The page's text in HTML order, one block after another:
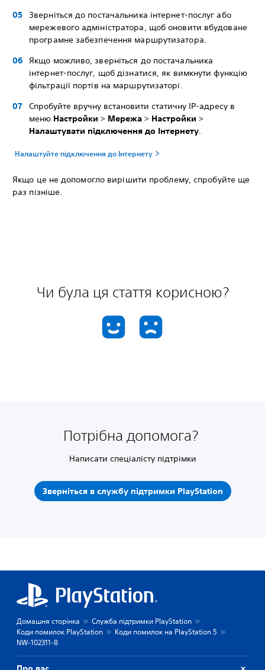
Зверніться до постачальника інтернет-послуг або
мережевого адміністратора, щоб оновити вбудоване
програмне забезпечення маршрутизатора.
Якщо можливо, зверніться до постачальника
інтернет-послуг, щоб дізнатися, як вимкнути функцію
фільтрації портів на маршрутизаторі.
Спробуйте вручну встановити статичну IP-адресу в
меню Настройки > Мережа > Настройки >
Налаштувати підключення до Інтернету.
Налаштуйте підключення до Інтернету
Якщо це не допомогло вирішити проблему, спробуйте ще
раз пізніше.
Чи була ця стаття корисною?
Потрібна допомога?
Написати спеціалісту підтрімки
Зверніться в службу підтримки PlayStation
Домашня сторінка
Служба підтримки PlayStation
Коди помилок PlayStation
Коди помилок на PlayStation 5
NW-102311-8